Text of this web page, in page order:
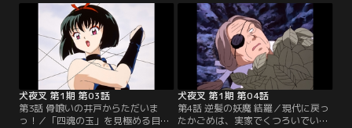
時、百足の妖怪が現れ、かごめの脇
腹を喰い破る。※第1話-第34話のオ
ープニング映像・音楽は、都合によ
り放送当時のものとは異なります。
【提供：バンダイチャンネル】
れ、屍舞烏を引き裂く犬夜叉。だ
が、「四魂の玉」を飲み込んでいた
屍舞烏はすぐに再生する。※第1話-
第34話のオープニング映像・音楽
は、都合により放送当時のものとは
異なります。【提供：バンダイチャ
ンネル】
犬夜叉 第1期 第03話
第3話 骨喰いの井戸からただいま
っ！／「四魂の玉」を見極める目を
犬夜叉 第1期 第04話
第4話 逆髪の妖魔 結羅／現代に戻っ
たかごめは、実家でくつろいでい